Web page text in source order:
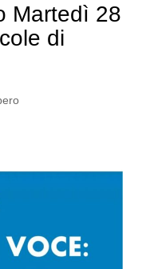
Martedì 28
di